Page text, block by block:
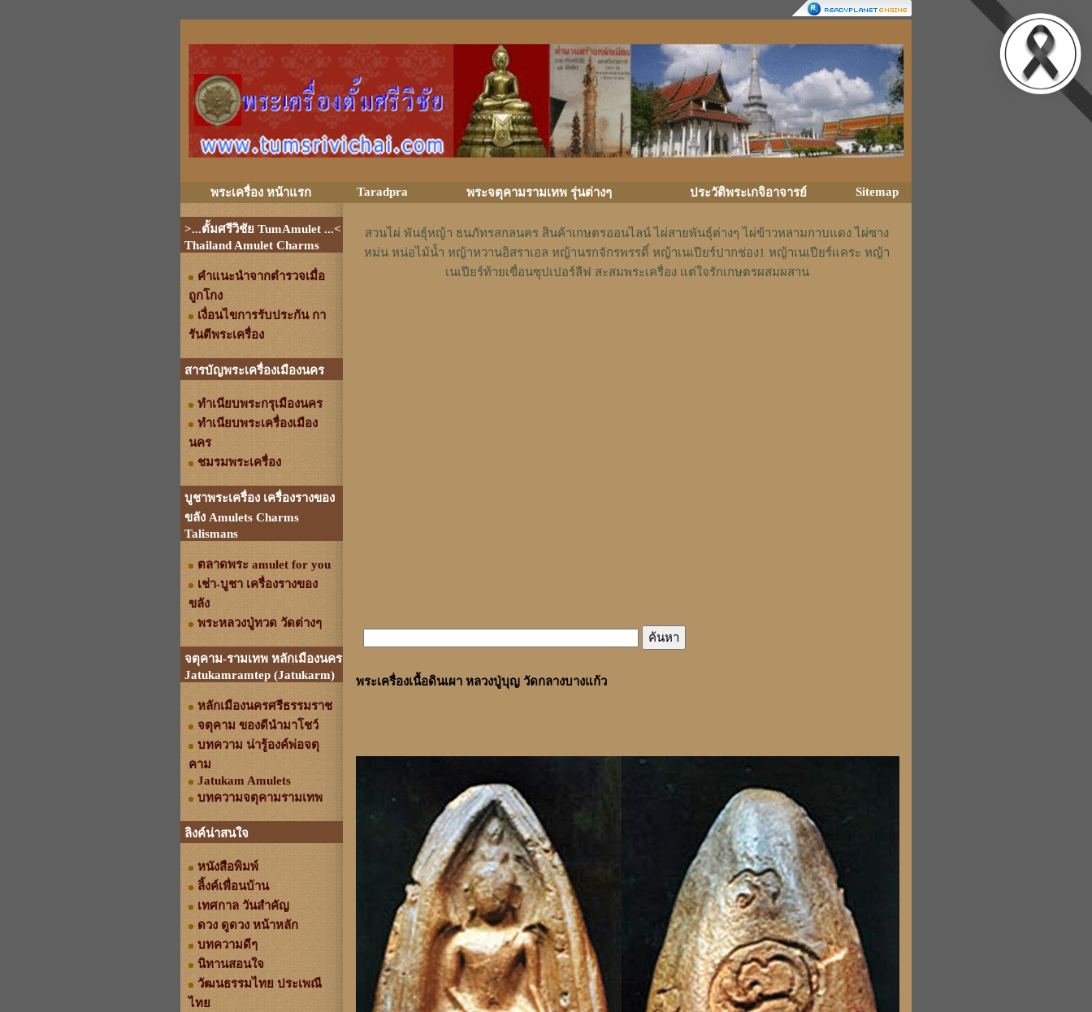
พระเครื่อง หน้าแรก Taradpra พระจตุคามรามเทพ รุ่นต่างๆ ประวัติพระเกจิอาจารย์ Sitemap
>...ตั้มศรีวิชัย TumAmulet ...<
Thailand Amulet Charms
คำแนะนำจากตำรวจเมื่อ
ถูกโกง
เงื่อนไขการรับประกัน กา
รันตีพระเครื่อง
สารบัญพระเครื่องเมืองนคร
ทำเนียบพระกรุเมืองนคร
ทำเนียบพระเครื่องเมือง
นคร
ชมรมพระเครื่อง
บูชาพระเครื่อง เครื่องรางของ
ขลัง Amulets Charms
Talismans
ตลาดพระ amulet for you
เช่า-บูชา เครื่องรางของ
ขลัง
พระหลวงปู่ทวด วัดต่างๆ
จตุคาม-รามเทพ หลักเมืองนคร
Jatukamramtep (Jatukarm)
หลักเมืองนครศรีธรรมราช
จตุคาม ของดีนำมาโชว์
บทความ น่ารู้องค์พ่อจตุ
คาม
Jatukam Amulets
บทความจตุคามรามเทพ
ลิงค์น่าสนใจ
หนังสือพิมพ์
ลิ้งค์เพื่อนบ้าน
เทศกาล วันสำคัญ
ดวง ดูดวง หน้าหลัก
บทความดีๆ
นิทานสอนใจ
วัฒนธรรมไทย ประเพณี
ไทย
สวนไผ่ พันธุ์หญ้า ธนภัทรสกลนคร สินค้าเกษตรออนไลน์ ไผ่สายพันธุ์ต่างๆ ไผ่ข้าวหลามกาบแดง ไผ่ซาง
หม่น หน่อไม้น้ำ หญ้าหวานอิสราเอล หญ้านรกจักรพรรดิ์ หญ้าเนเปียร์ปากช่อง1 หญ้าเนเปียร์แคระ หญ้า
เนเปียร์ท้ายเขื่อนซุปเปอร์ลีฟ สะสมพระเครื่อง แต่ใจรักเกษตรผสมผสาน
พระเครื่องเนื้อดินเผา หลวงปู่บุญ วัดกลางบางแก้ว